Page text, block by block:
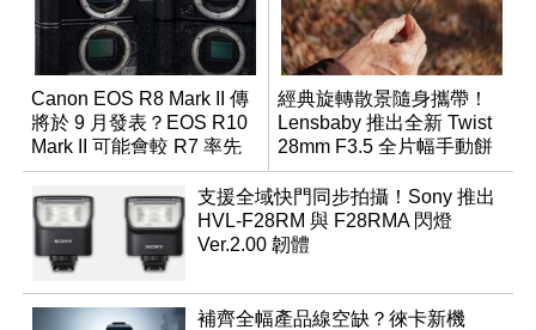
Canon EOS R8 Mark II 傳
將於 9 月發表？EOS R10
Mark II 可能會較 R7 率先
推出
經典旋轉散景隨身攜帶！
Lensbaby 推出全新 Twist
28mm F3.5 全片幅手動餅
乾鏡
支援全域快門同步拍攝！Sony 推出
HVL-F28RM 與 F28RMA 閃燈
Ver.2.00 韌體
補齊全幅產品線空缺？徠卡新機